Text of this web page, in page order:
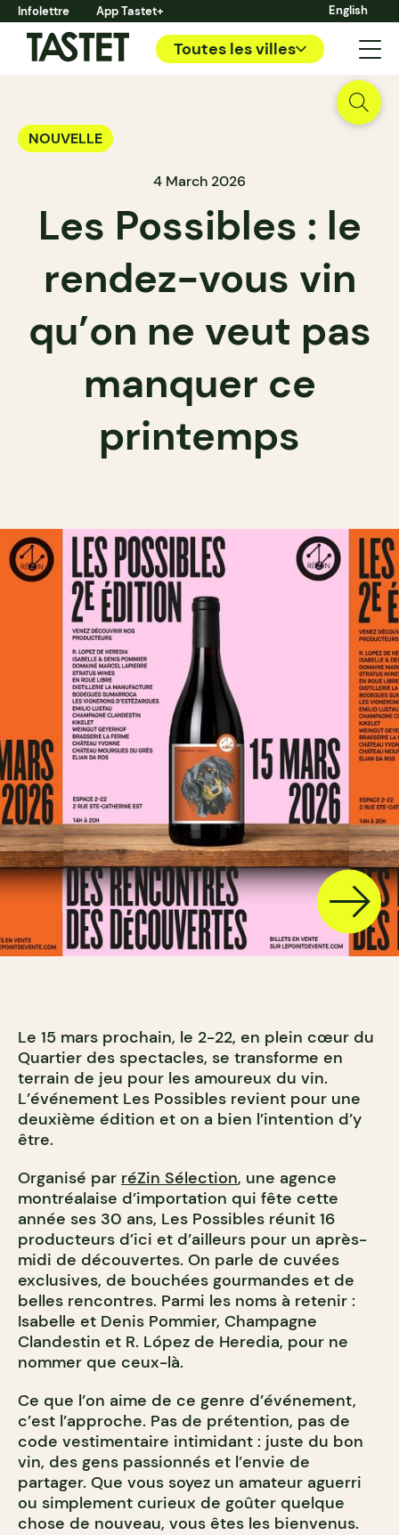
Infolettre App Tastet+ English
Toutes les villes
NOUVELLE
4 March 2026
Les Possibles : le
rendez-vous vin
qu’on ne veut pas
manquer ce
printemps
Le 15 mars prochain, le 2-22, en plein cœur du
Quartier des spectacles, se transforme en
terrain de jeu pour les amoureux du vin.
L’événement Les Possibles revient pour une
deuxième édition et on a bien l’intention d’y
être.
Organisé par réZin Sélection, une agence
montréalaise d’importation qui fête cette
année ses 30 ans, Les Possibles réunit 16
producteurs d’ici et d’ailleurs pour un après-
midi de découvertes. On parle de cuvées
exclusives, de bouchées gourmandes et de
belles rencontres. Parmi les noms à retenir :
Isabelle et Denis Pommier, Champagne
Clandestin et R. López de Heredia, pour ne
nommer que ceux-là.
Ce que l’on aime de ce genre d’événement,
c’est l’approche. Pas de prétention, pas de
code vestimentaire intimidant : juste du bon
vin, des gens passionnés et l’envie de
partager. Que vous soyez un amateur aguerri
ou simplement curieux de goûter quelque
chose de nouveau, vous êtes les bienvenus.